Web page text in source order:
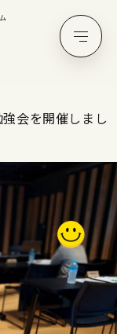
会を開催しまし